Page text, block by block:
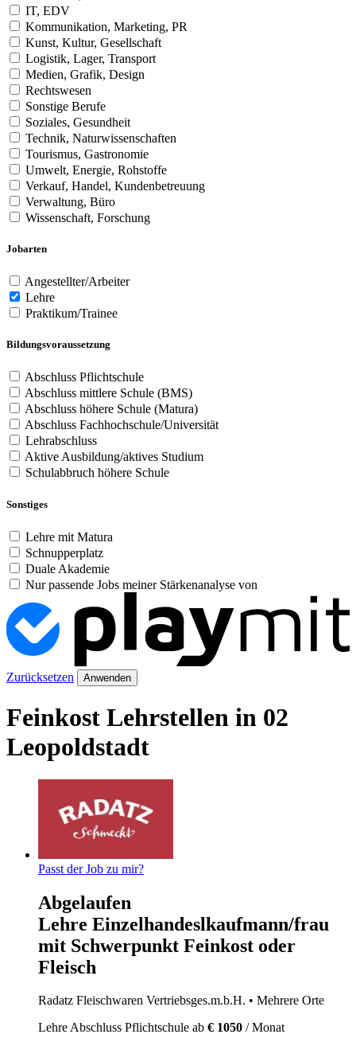
IT, EDV
Kommunikation, Marketing, PR
Kunst, Kultur, Gesellschaft
Logistik, Lager, Transport
Medien, Grafik, Design
Rechtswesen
Sonstige Berufe
Soziales, Gesundheit
Technik, Naturwissenschaften
Tourismus, Gastronomie
Umwelt, Energie, Rohstoffe
Verkauf, Handel, Kundenbetreuung
Verwaltung, Büro
Wissenschaft, Forschung
Jobarten
Angestellter/Arbeiter
Lehre
Praktikum/Trainee
Bildungsvoraussetzung
Abschluss Pflichtschule
Abschluss mittlere Schule (BMS)
Abschluss höhere Schule (Matura)
Abschluss Fachhochschule/Universität
Lehrabschluss
Aktive Ausbildung/aktives Studium
Schulabbruch höhere Schule
Sonstiges
Lehre mit Matura
Schnupperplatz
Duale Akademie
Nur passende Jobs meiner Stärkenanalyse von
Zurücksetzen Anwenden
Feinkost Lehrstellen in 02
Leopoldstadt
Passt der Job zu mir?
Abgelaufen
Lehre Einzelhandeslkaufmann/frau
mit Schwerpunkt Feinkost oder
Fleisch
Radatz Fleischwaren Vertriebsges.m.b.H. • Mehrere Orte
LehreAbschluss Pflichtschule ab € 1050 / Monat